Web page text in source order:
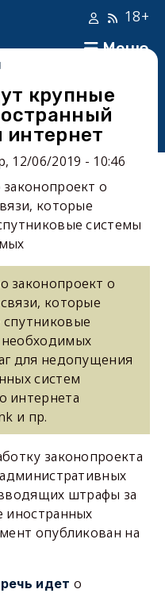
Меню
18+
крупные
интернет
12/06/2019 - 10:46
о
которые
системы
законопроект о
которые
для недопущения
систем
интернета
и пр.
законопроекта
штрафы за
иностранных
опубликован на
речь идет о